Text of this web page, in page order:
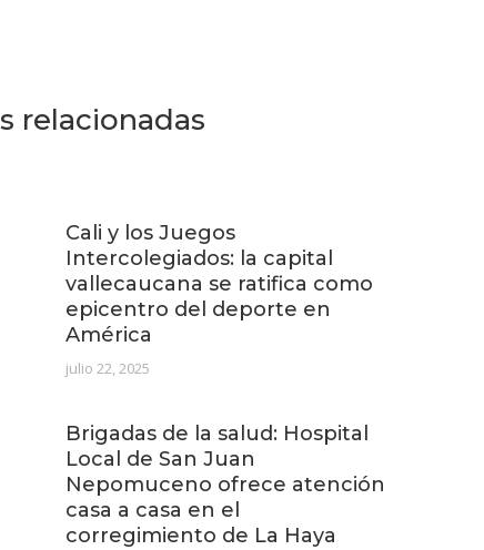
relacionadas
Cali y los Juegos
Intercolegiados: la capital
vallecaucana se ratifica como
epicentro del deporte en
América
julio 22, 2025
Brigadas de la salud: Hospital
Local de San Juan
Nepomuceno ofrece atención
casa a casa en el
corregimiento de La Haya